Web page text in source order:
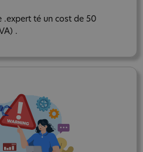
.expert té un cost de 50
.